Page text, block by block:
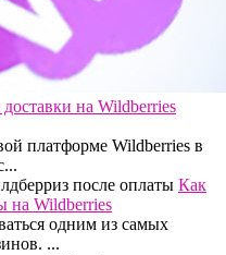
на Wildberries
платформе Wildberries в
Как
на Wildberries
одним из самых
...